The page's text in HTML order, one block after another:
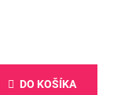
DO KOŠÍKA